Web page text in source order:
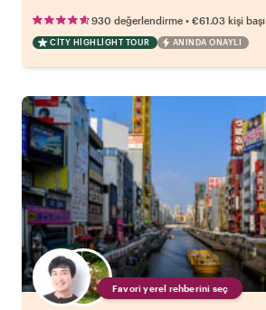
930 değerlendirme • €61.03 kişi başı
CITY HIGHLIGHT TOUR ANINDA ONAYLI
Favori yerel rehberini seç